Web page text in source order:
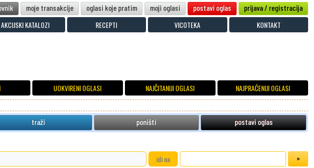
moje transakcije oglasi koje pratim moji oglasi postavi oglas prijava / registracija
AKCIJSKI KATALOZI RECEPTI VICOTEKA KONTAKT
UOKVIRENI OGLASI NAJČITANIJI OGLASI NAJPRAĆENIJI OGLASI
traži
poništi postavi oglas
idi na